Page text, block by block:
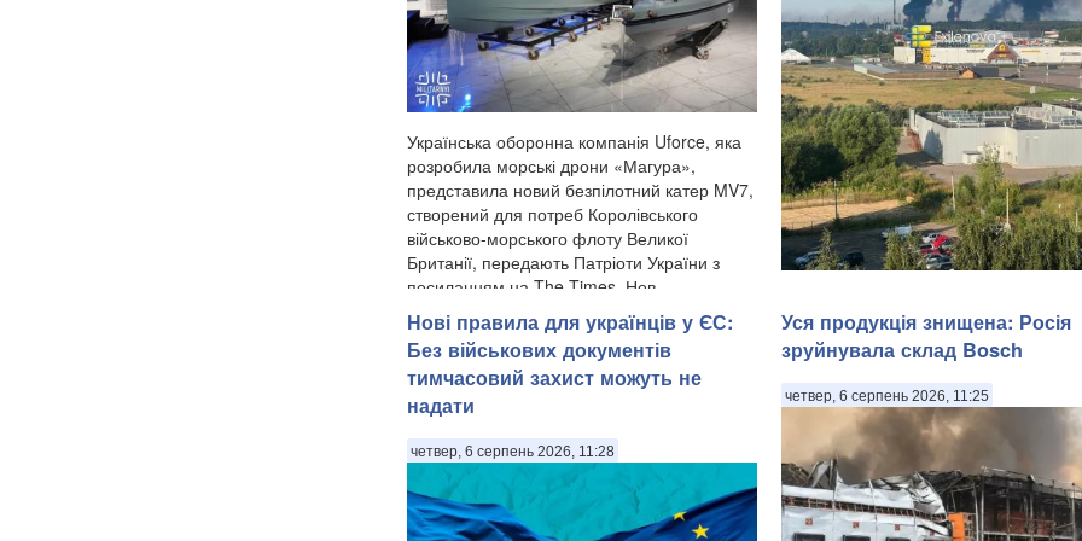
Українська оборонна компанія Uforce, яка
розробила морські дрони «Магура»,
представила новий безпілотний катер MV7,
створений для потреб Королівського
військово-морського флоту Великої
Британії, передають Патріоти України з
посиланням на The Times. Нов...
найбільших нафтопереробних заводів
Місцева влада заявила про
повідомив губернатор Ярославської
Михайло Євраєв, передають Патріоти
України. . За с...
Нові правила для українців у ЄС:
Без військових документів
тимчасовий захист можуть не
надати
четвер, 6 серпень 2026, 11:28
Уся продукція знищена: Росія
зруйнувала склад Bosch
четвер, 6 серпень 2026, 11:25